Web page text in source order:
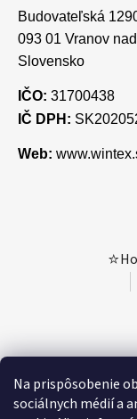
Na prispôsobenie
sociálnych médií a
Budovateľská
093 01 Vranov
Slovensko
IČO: 31700438
IČ DPH:
Web:
⭐